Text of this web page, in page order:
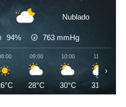
Nublado
94% 763 mmHg
09:00
28°C
10:00
30°C
11:00
31°C
›